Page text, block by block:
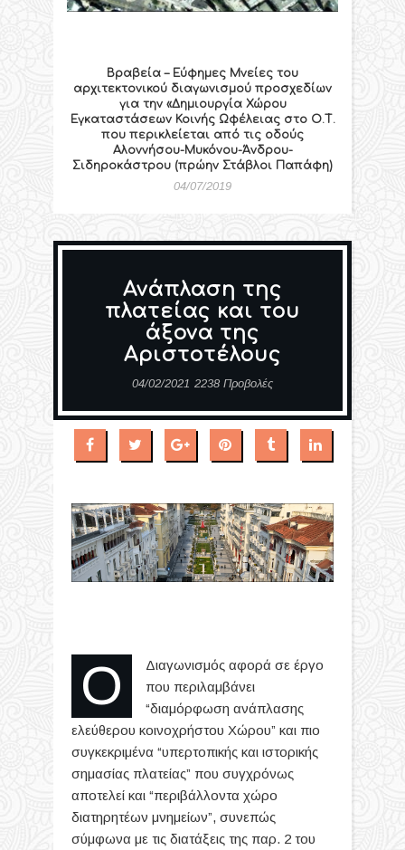
Βραβεία – Εύφημες Μνείες του
αρχιτεκτονικού διαγωνισμού προσχεδίων
για την «Δημιουργία Χώρου
Εγκαταστάσεων Κοινής Ωφέλειας στο Ο.Τ.
που περικλείεται από τις οδούς
Αλοννήσου-Μυκόνου-Άνδρου-
Σιδηροκάστρου (πρώην Στάβλοι Παπάφη)
04/07/2019
Ανάπλαση της
πλατείας και του
άξονα της
Αριστοτέλους
04/02/2021 2238 Προβολές
Ο Διαγωνισμός αφορά σε έργο
που περιλαμβάνει
“διαμόρφωση ανάπλασης
ελεύθερου κοινοχρήστου Χώρου” και πιο
συγκεκριμένα “υπερτοπικής και ιστορικής
σημασίας πλατείας” που συγχρόνως
αποτελεί και “περιβάλλοντα χώρο
διατηρητέων μνημείων”, συνεπώς
σύμφωνα με τις διατάξεις της παρ. 2 του